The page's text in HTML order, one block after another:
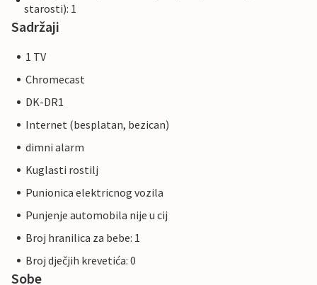
starosti): 1
Sadržaji
1 TV
Chromecast
DK-DR1
Internet (besplatan, bezican)
dimni alarm
Kuglasti rostilj
Punionica elektricnog vozila
Punjenje automobila nije u cij
Broj hranilica za bebe: 1
Broj dječjih krevetića: 0
Sobe